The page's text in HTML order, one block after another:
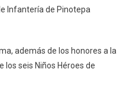
En
De
Pinotepa
Infantería de Pinotepa
además de los honores a la
los seis Niños Héroes de